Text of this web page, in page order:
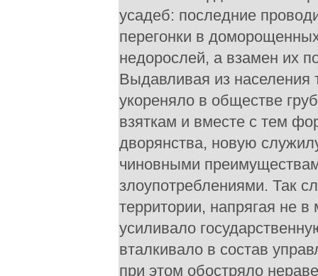
усадеб: последние
перегонки в
недорослей, а взамен их
Выдавливая из населения
укореняло в обществе
взяткам и вместе с тем
дворянства, новую
чиновными
злоупотреблениями. Так
территории, напрягая не
усиливало
вталкивало в состав
при этом обостряло